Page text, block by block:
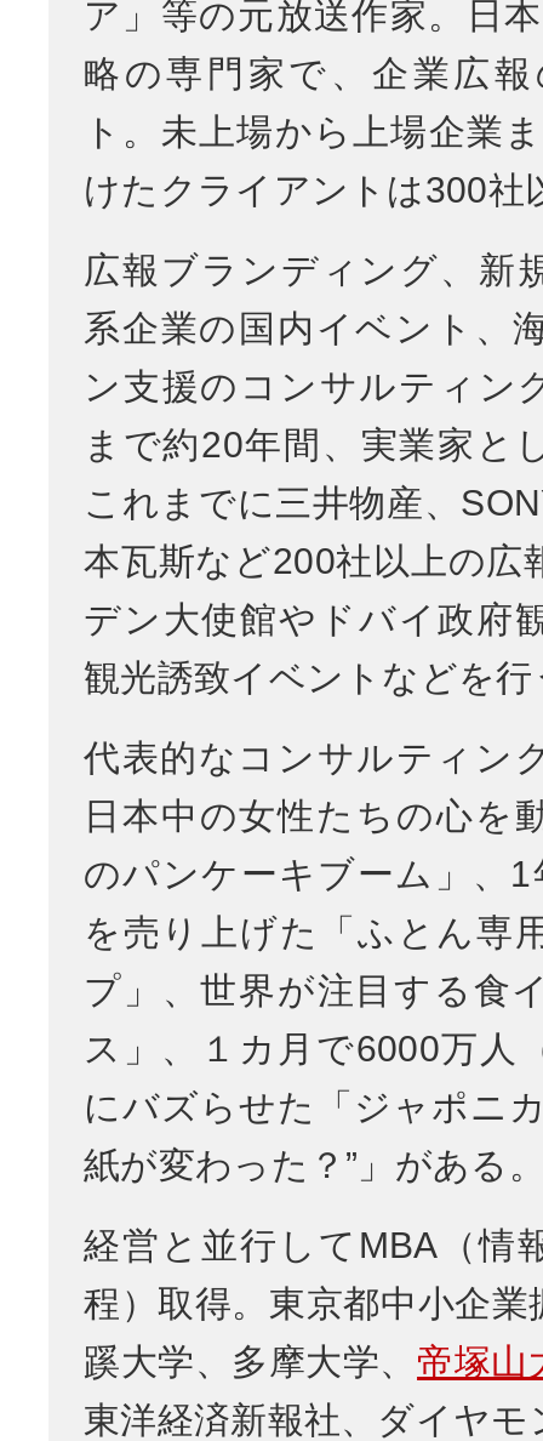
ア」等の元放送作家。日
略の専門家で、企業広
ト。未上場から上場企業
けたクライアントは300社
広報ブランディング、新
系企業の国内イベント、
ン支援のコンサルティン
まで約20年間、実業家と
これまでに三井物産、
本瓦斯など200社以上の広
デン大使館やドバイ政府
観光誘致イベントなどを行
代表的なコンサルティン
日本中の女性たちの心を
のパンケーキブーム」、
を売り上げた「ふとん専
プ」、世界が注目する食
ス」、１カ月で6000万人
にバズらせた「ジャポニ
紙が変わった？”」がある
経営と並行してMBA（情
程）取得。東京都中小企業
蹊大学、多摩大学、 帝塚山
東洋経済新報社、ダイヤ